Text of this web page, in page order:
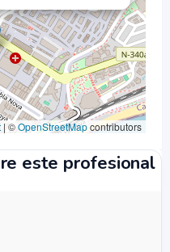
| ©OpenStreetMapcontributors
este profesional